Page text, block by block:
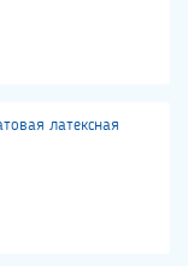
латексная